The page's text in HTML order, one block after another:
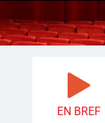
EN BREF